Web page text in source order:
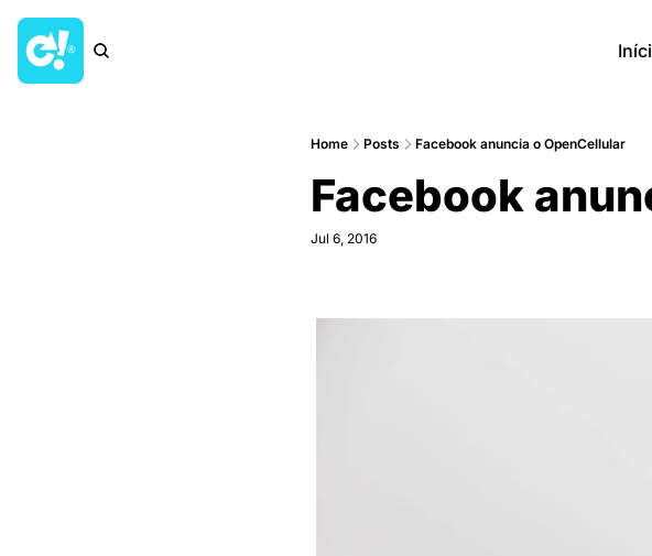
Home Posts Facebook anuncia o OpenCellular
Facebook
Jul 6, 2016